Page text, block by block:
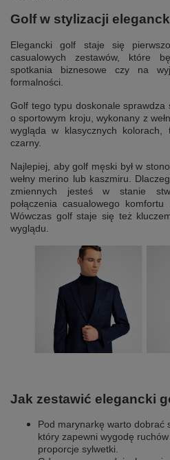
Golf w stylizacji
Elegancki golf staje się
casualowych zestawów, które
spotkania biznesowe czy na
formalności.
Golf tego typu doskonale
o sportowym kroju, wykonany z
wygląda w klasycznych
czarny.
Najlepiej, aby golf męski był w
wełny merino lub kaszmiru.
zmiennych jesteś w stanie
połączenia casualowego
Wówczas golf staje się też
wyglądu.
Jak zestawić elegancki
Pod marynarkę warto dobrać
który zapewni wygodę
proporcje sylwetki.